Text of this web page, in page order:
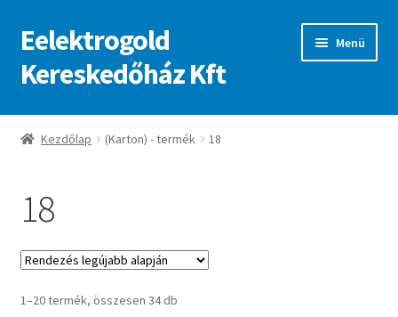
Ugrás
a
navigációhoz
Kilépés
a
tartalomba
Eelektrogold
Kereskedőház Kft
Menü
Kezdőlap
Adatvédelmi irányelvek
ajanlatkeres
Kezdőlap (Karton) - termék 18
18
1–20 termék, összesen 34 dbSorted